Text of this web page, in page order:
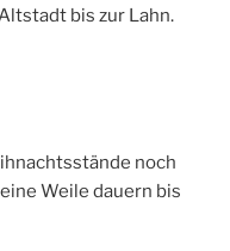
bis zur Lahn.
noch
Weile dauern bis